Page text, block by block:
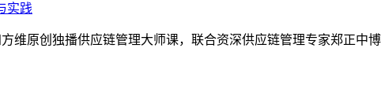
实践
方维原创独播供应链管理大师课，联合资深供应链管理专家郑正